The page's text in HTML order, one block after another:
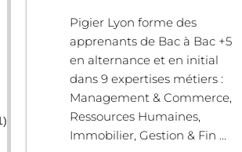
Pigier Lyon forme des
apprenants de Bac à Bac +5
en alternance et en initial
dans 9 expertises métiers :
Management & Commerce,
Ressources Humaines,
Immobilier, Gestion & Fin ...